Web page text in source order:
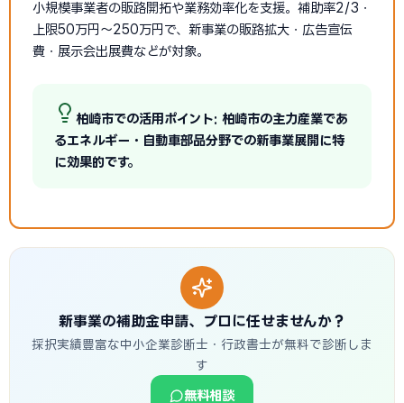
小規模事業者の販路開拓や業務効率化を支援。補助率2/3・
上限50万円〜250万円で、新事業の販路拡大・広告宣伝
費・展示会出展費などが対象。
柏崎市での活用ポイント: 柏崎市の主力産業であ
るエネルギー・自動車部品分野での新事業展開に特
に効果的です。
新事業の補助金申請、プロに任せませんか？
採択実績豊富な中小企業診断士・行政書士が無料で診断しま
す
無料相談